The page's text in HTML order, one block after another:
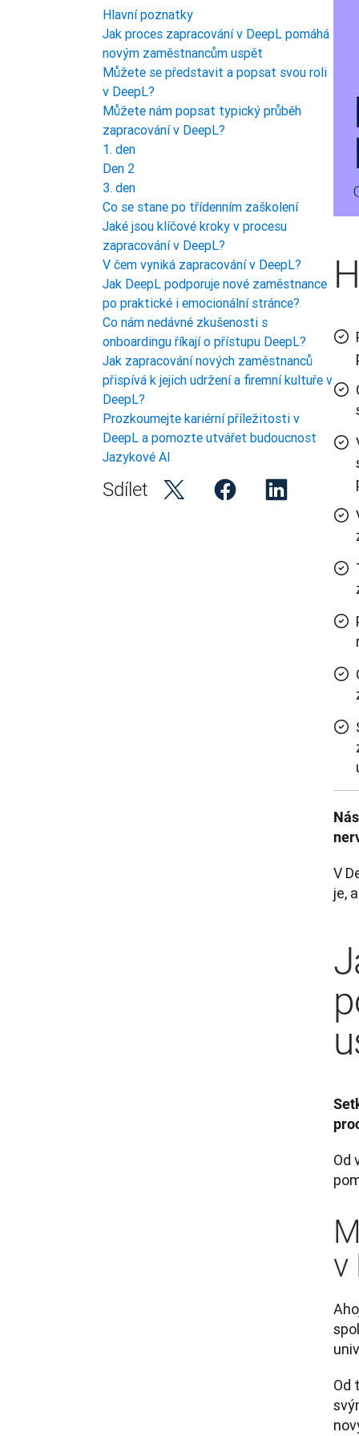
V
je,
Od
v
Od
Hlavní poznatky
Jak proces zapracování v DeepL pomáhá
novým zaměstnancům uspět
Můžete se představit a popsat svou roli
v DeepL?
Můžete nám popsat typický průběh
zapracování v DeepL?
1. den
Den 2
3. den
Co se stane po třídenním zaškolení
Jaké jsou klíčové kroky v procesu
zapracování v DeepL?
V čem vyniká zapracování v DeepL?
Jak DeepL podporuje nové zaměstnance
po praktické i emocionální stránce?
Co nám nedávné zkušenosti s
onboardingu říkají o přístupu DeepL?
Jak zapracování nových zaměstnanců
přispívá k jejich udržení a firemní kultuře v
DeepL?
Prozkoumejte kariérní příležitosti v
DeepL a pomozte utvářet budoucnost
Jazykové AI
Sdílet